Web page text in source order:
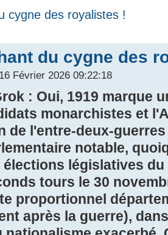
cygne des royalistes !
du cygne des
Février 2026 09:22:18
: Oui, 1919 marque
monarchistes et
de l'entre-deux-
notable,
législatives du
tours le 30
proportionnel
après la guerre),